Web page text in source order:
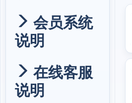
会员系统
说明
在线客服
说明